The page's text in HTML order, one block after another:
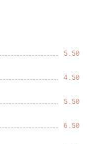
5.50
4.50
5.50
6.50